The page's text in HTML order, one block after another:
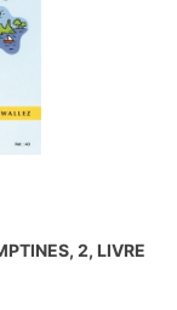
2, LIVRE